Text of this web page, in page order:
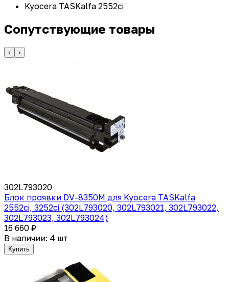
Kyocera TASKalfa 2552ci
Сопутствующие товары
‹ ›
302L793020
Блок проявки DV-8350M для Kyocera TASKalfa
2552ci, 3252ci (302L793020, 302L793021, 302L793022,
302L793023, 302L793024)
16 660 ₽
В наличии: 4 шт
Купить